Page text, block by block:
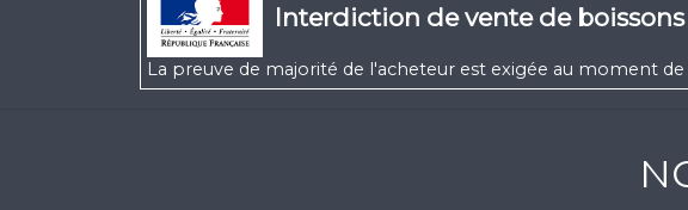
Interdiction de vente de
La preuve de majorité de l'acheteur est exigée au moment de